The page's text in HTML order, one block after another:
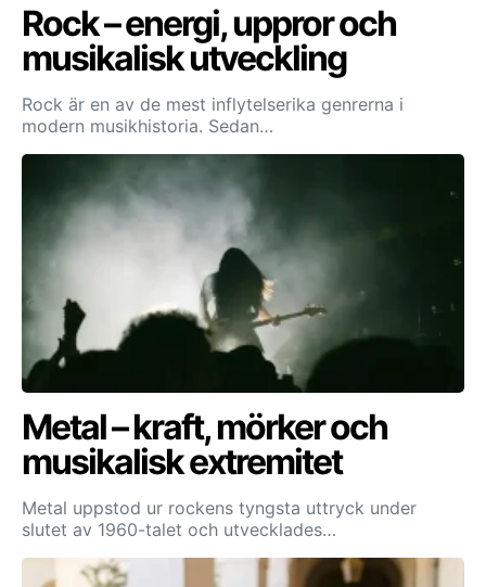
Rock – energi, uppror och
musikalisk utveckling
Rock är en av de mest inflytelserika genrerna i
modern musikhistoria. Sedan…
Metal – kraft, mörker och
musikalisk extremitet
Metal uppstod ur rockens tyngsta uttryck under
slutet av 1960-talet och utvecklades…